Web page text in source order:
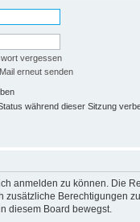
vergessen
erneut senden
während dieser Sitzung
anmelden zu können. Die
zusätzliche Berechtigungen
diesem Board bewegst.